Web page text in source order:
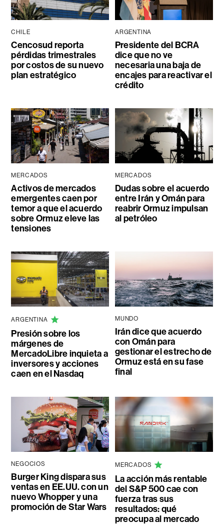
CHILE
Cencosud reporta
pérdidas trimestrales
por costos de su nuevo
plan estratégico
ARGENTINA
Presidente del BCRA
dice que no ve
necesaria una baja de
encajes para reactivar el
crédito
MERCADOS
Activos de mercados
emergentes caen por
temor a que el acuerdo
sobre Ormuz eleve las
tensiones
MERCADOS
Dudas sobre el acuerdo
entre Irán y Omán para
reabrir Ormuz impulsan
al petróleo
ARGENTINA
Presión sobre los
márgenes de
MercadoLibre inquieta a
inversores y acciones
caen en el Nasdaq
MUNDO
Irán dice que acuerdo
con Omán para
gestionar el estrecho de
Ormuz está en su fase
final
NEGOCIOS
Burger King dispara sus
ventas en EE.UU. con un
nuevo Whopper y una
promoción de Star Wars
MERCADOS
La acción más rentable
del S&P 500 cae con
fuerza tras sus
resultados: qué
preocupa al mercado